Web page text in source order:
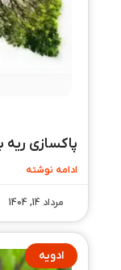
پاکسازی
ادامه نوشته
مرداد 14, 1404
ادویه